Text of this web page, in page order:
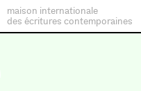
maison internationale
des écritures contemporaines